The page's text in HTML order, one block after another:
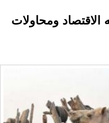
الاقتصاد ومحاولات